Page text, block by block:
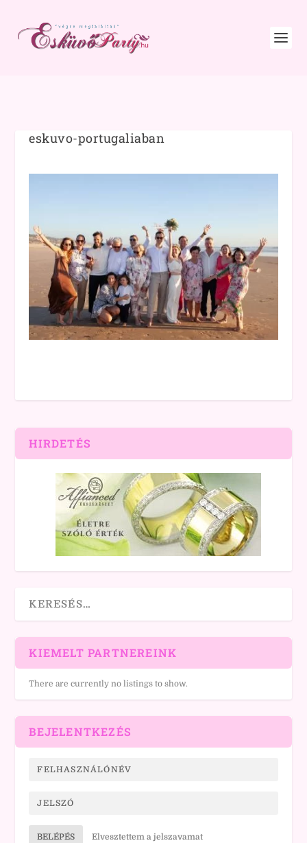
eskuvo-portugaliaban
HIRDETÉS
KIEMELT PARTNEREINK
There are currently no listings to show.
BEJELENTKEZÉS
BELÉPÉS Elvesztettem a jelszavamat